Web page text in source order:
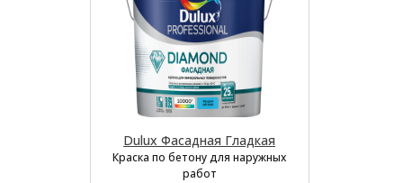
Dulux Фасадная Гладкая
Краска по бетону для наружных
работ